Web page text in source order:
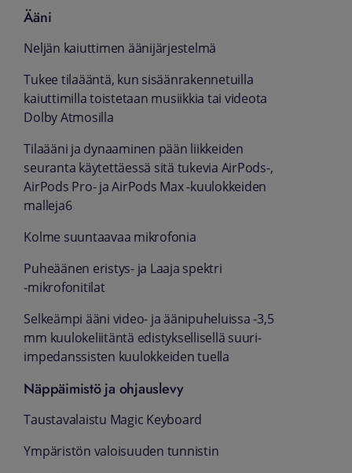
Ääni
Neljän kaiuttimen ääni­järjestelmä
Tukee tila­ääntä, kun sisään­rakennetuilla
kaiuttimilla toiste­taan musiikkia tai videota
Dolby Atmosilla
Tila­ääni ja dynaaminen pään liikkeiden
seuranta käytet­täessä sitä tukevia AirPods-,
AirPods Pro‑ ja AirPods Max ‑kuulokkeiden
malleja6
Kolme suuntaavaa mikrofonia
Puheäänen eristys‑ ja Laaja spektri
‑mikrofoni­tilat
Selkeämpi ääni video- ja äänipuheluissa -3,5
mm kuuloke­liitäntä edistyk­sellisellä suuri-
impedans­sisten kuulokkeiden tuella
Näppäimistö ja ohjauslevy
Taustavalaistu Magic Keyboard
Ympäristön valoisuuden tunnistin